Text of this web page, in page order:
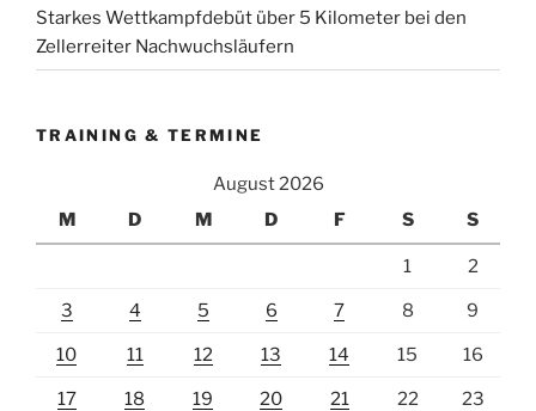
Starkes Wettkampfdebüt über 5 Kilometer bei den
Zellerreiter Nachwuchsläufern
TRAINING & TERMINE
August 2026
M
D M D F S S
1 2
3 4 5 6 7 8 9
10 11 12 13 14 15 16
17 18 19 20 21 22 23